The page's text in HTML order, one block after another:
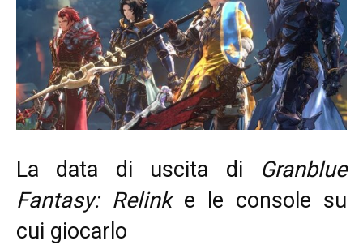
La data di uscita di Granblue
Fantasy: Relinke le console su
cui giocarlo